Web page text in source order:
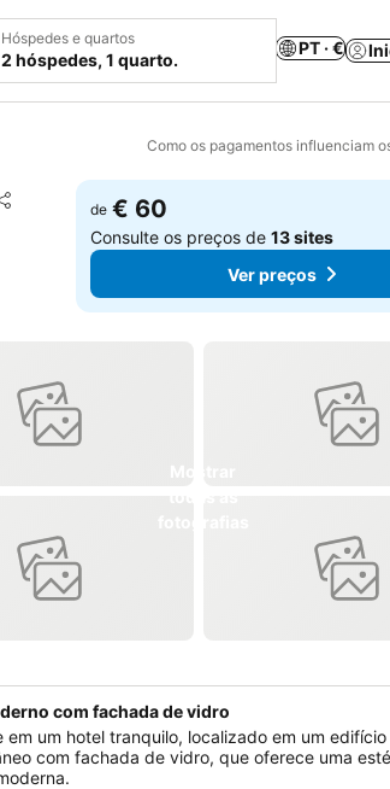
Hóspedes e quartos
2 hóspedes, 1 quarto.
PT · €
Como os pagamentos influenciam
Partilhar
Adicionar aos favoritos
de € 60
Consulte os preços de13 sites
Ver preços
com fachada de vidro
em um hotel tranquilo, localizado em um edifício
com fachada de vidro, que oferece uma